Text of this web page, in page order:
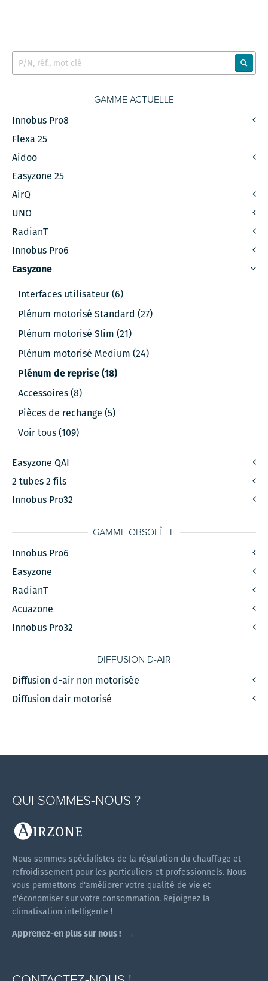
GAMME ACTUELLE
Innobus Pro8
Flexa 25
Aidoo
Easyzone 25
AirQ
UNO
RadianT
Innobus Pro6
Easyzone
Interfaces utilisateur (6)
Plénum motorisé Standard (27)
Plénum motorisé Slim (21)
Plénum motorisé Medium (24)
Plénum de reprise (18)
Accessoires (8)
Pièces de rechange (5)
Voir tous (109)
Easyzone QAI
2 tubes 2 fils
Innobus Pro32
GAMME OBSOLÈTE
Innobus Pro6
Easyzone
RadianT
Acuazone
Innobus Pro32
DIFFUSION D-AIR
Diffusion d-air non motorisée
Diffusion dair motorisé
QUI SOMMES-NOUS ?
Nous sommes spécialistes de la régulation du chauffage et
refroidissement pour les particuliers et professionnels. Nous
vous permettons d'améliorer votre qualité de vie et
d'économiser sur votre consommation. Rejoignez la
climatisation intelligente !
Apprenez-en plus sur nous !